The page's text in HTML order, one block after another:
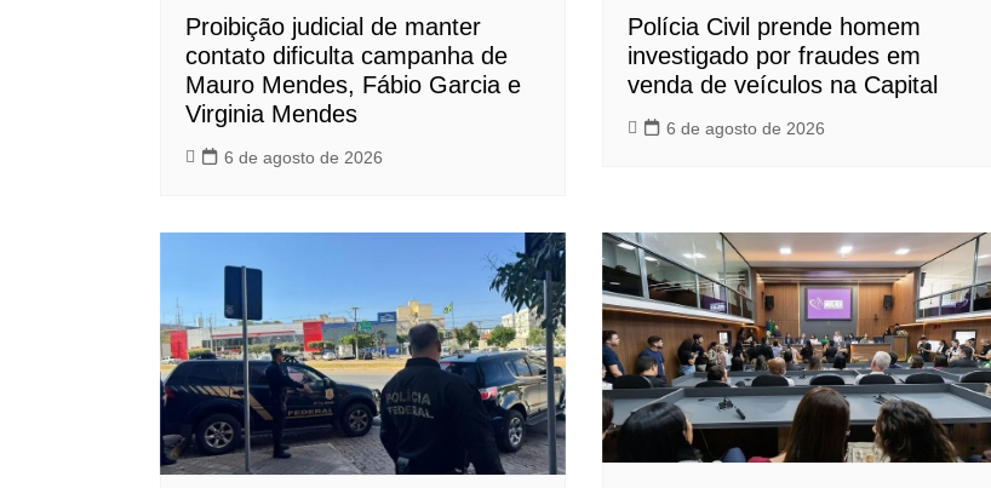
Proibição judicial de manter
contato dificulta campanha de
Mauro Mendes, Fábio Garcia e
Virginia Mendes
6 de agosto de 2026
Polícia Civil prende homem
investigado por fraudes em
venda de veículos na Capital
6 de agosto de 2026